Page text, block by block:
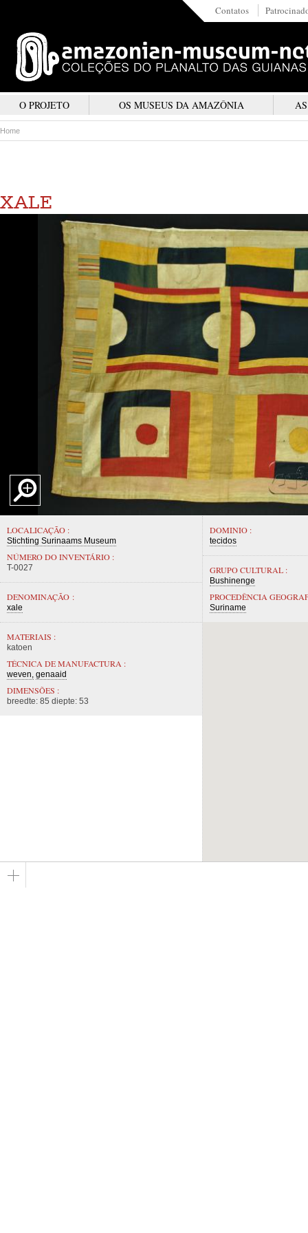
Contatos
O PROJETO OS MUSEUS DA AMAZÔNIA
Home
XALE
LOCALICAÇÃO :
Stichting Surinaams Museum
NÚMERO DO INVENTÁRIO :
T-0027
DENOMINAÇÃO :
xale
MATERIAIS :
katoen
TÉCNICA DE MANUFACTURA :
weven genaaid
DIMENSÕES :
breedte: 85 diepte: 53
DOMINIO :
tecidos
GRUPO CULTURAL :
Bushinenge
PROCEDÊNCIA
Suriname